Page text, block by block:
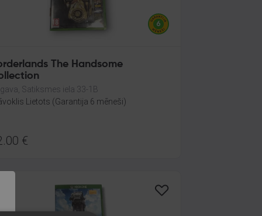
The Handsome
Satiksmes iela 33-1B
Lietots (Garantija 6 mēneši)
€